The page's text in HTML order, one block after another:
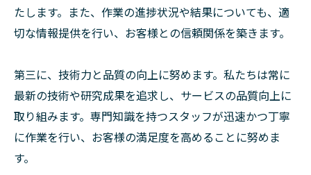
たします。また、作業の進捗状況や結果についても、適
切な情報提供を行い、お客様との信頼関係を築きます。
第三に、技術力と品質の向上に努めます。私たちは常に
最新の技術や研究成果を追求し、サービスの品質向上に
取り組みます。専門知識を持つスタッフが迅速かつ丁寧
に作業を行い、お客様の満足度を高めることに努めま
す。